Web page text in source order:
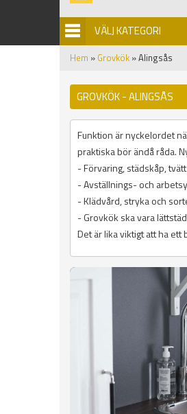
VÄLJ KATEGORI
Hem » Grovkök » Alingsås
GROVKÖK - ALINGSÅS
Funktion är nyckelordet
praktiska bör ändå råda.
- Förvaring, städskåp,
- Avställnings- och
- Klädvård, stryka och
- Grovkök ska vara
Det är lika viktigt att ha